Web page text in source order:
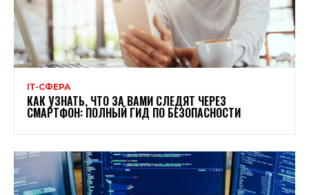
ІТ-СФЕРА
КАК УЗНАТЬ, ЧТО ЗА ВАМИ СЛЕДЯТ ЧЕРЕЗ
СМАРТФОН: ПОЛНЫЙ ГИД ПО БЕЗОПАСНОСТИ